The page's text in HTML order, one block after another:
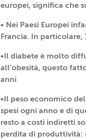
europei, significa che
• Nei Paesi Europei
Francia. In particolare,
•Il diabete è molto
all’obesità, questo
anni
•Il peso economico
spesi ogni anno e di
resto a costi indiretti
perdita di produttività: